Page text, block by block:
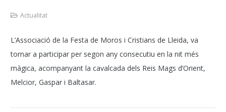
Actualitat
L’Associació de la Festa de Moros i Cristians de Lleida, va
tornar a participar per segon any consecutiu en la nit més
màgica, acompanyant la cavalcada dels Reis Mags d’Orient,
Melcior, Gaspar i Baltasar.